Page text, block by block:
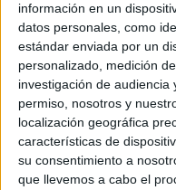
información en un
datos personales, como
estándar enviada por un
personalizado, medición
investigación de audiencia
permiso, nosotros y
localización geográfica
características de
su consentimiento a
que llevemos a cabo el
Sobre ti
Soy:*
Chico
Chica
¿En qué año terminas